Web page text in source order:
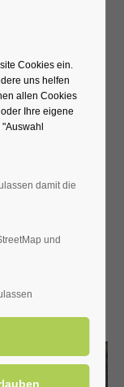
-
Cookies ein.
uns helfen
allen Cookies
Ihre eigene
damit die
und